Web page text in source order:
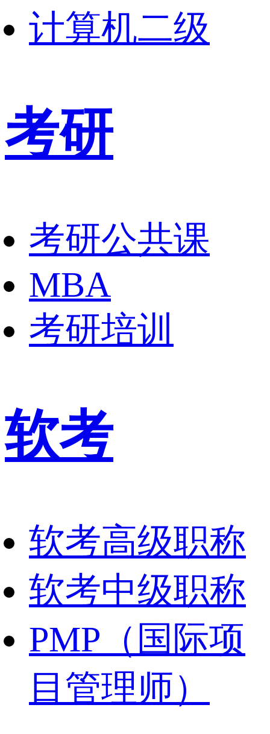
计算机二级
考研
考研公共课
MBA
考研培训
软考
软考高级职称
软考中级职称
PMP（国际项
目管理师）